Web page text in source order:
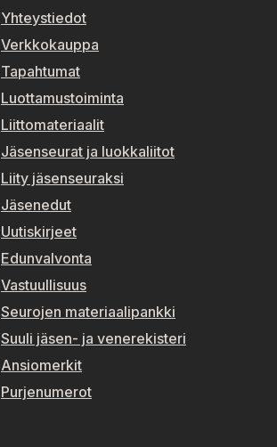
Yhteystiedot
Verkkokauppa
Tapahtumat
Luottamustoiminta
Liittomateriaalit
Jäsenseurat ja luokkaliitot
Liity jäsenseuraksi
Jäsenedut
Uutiskirjeet
Edunvalvonta
Vastuullisuus
Seurojen materiaalipankki
Suuli jäsen- ja venerekisteri
Ansiomerkit
Purjenumerot